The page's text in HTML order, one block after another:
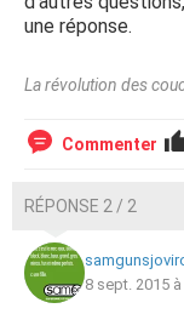
une réponse.
La révolution des
Commenter
RÉPONSE 2 / 2
8 sept. 2015